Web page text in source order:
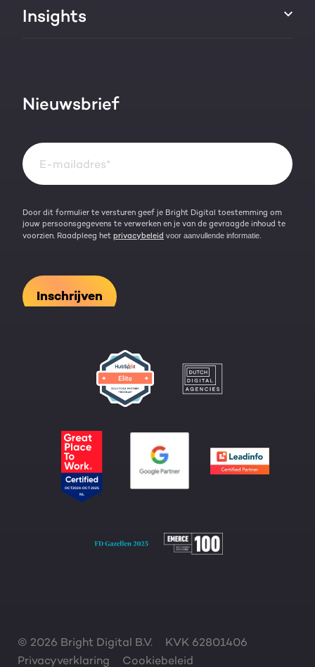
Groei strategie
Over ons
Team
Insights
Events & webinars
Kennisbank
Nieuwsbrief
Door dit formulier te versturen geef je Bright Digital toestemming om
jouw persoonsgegevens te verwerken en je van de gevraagde inhoud te
voorzien. Raadpleeg het privacybeleid voor aanvullende informatie.
© 2026 Bright Digital B.V.
KVK 62801406
Privacyverklaring
Cookiebeleid